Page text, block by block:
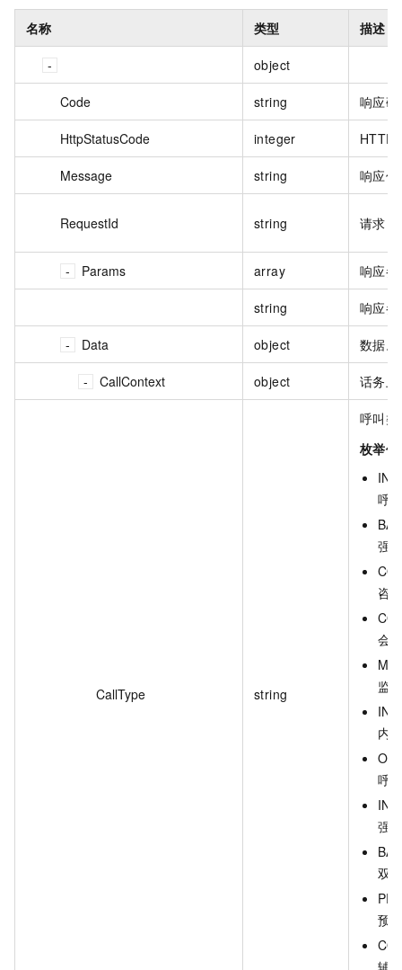
名称 类型 描述
object
Code string 响应码
HttpStatusCode integer HTTP
Message string 响应信
RequestId string 请求
Params array 响应
string 响应参
Data object 数据。
CallContext object 话务
CallType string
呼叫类
枚举值
呼
强
咨
会
监
内
呼
强
双
预
辅